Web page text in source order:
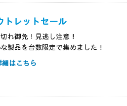
トレットセール
れ御免！見逃し注意！
製品を台数限定で集めました！
はこちら